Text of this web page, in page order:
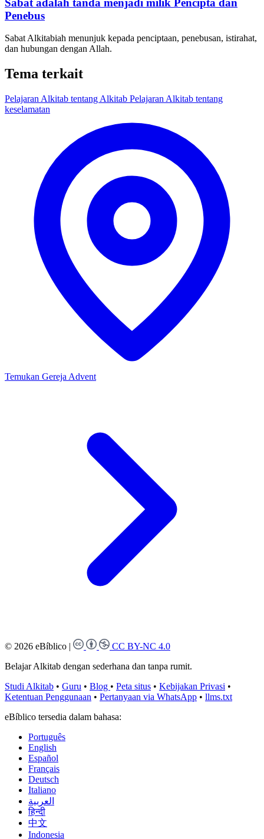
Sabat adalah tanda menjadi milik Pencipta dan
Penebus
Sabat Alkitabiah menunjuk kepada penciptaan, penebusan, istirahat,
dan hubungan dengan Allah.
Tema terkait
Pelajaran Alkitab tentang Alkitab Pelajaran Alkitab tentang
keselamatan
Temukan Gereja Advent
© 2026 eBíblico |
CC BY-NC 4.0
Belajar Alkitab dengan sederhana dan tanpa rumit.
Studi Alkitab • Guru • Blog • Peta situs • Kebijakan Privasi •
Ketentuan Penggunaan • Pertanyaan via WhatsApp • llms.txt
eBíblico tersedia dalam bahasa:
Português
English
Español
Français
Deutsch
Italiano
العربية
हिन्दी
中文
Indonesia